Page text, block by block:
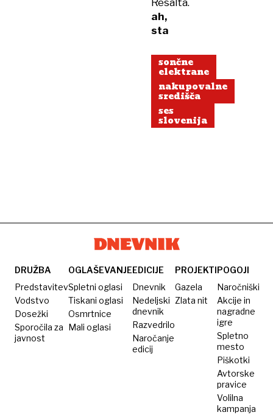
Resalta.
ah,
sta
sončne
elektrane
nakupovalne
središča
ses
slovenija
DRUŽBA
Predstavitev
Vodstvo
Dosežki
Sporočila za
javnost
OGLAŠEVANJE
Spletni oglasi
Tiskani oglasi
Osmrtnice
Mali oglasi
EDICIJE
Dnevnik
Nedeljski
dnevnik
Razvedrilo
Naročanje
edicij
PROJEKTI
Gazela
Zlata nit
POGOJI
Naročniški
Akcije in
nagradne
igre
Spletno
mesto
Piškotki
Avtorske
pravice
Volilna
kampanja